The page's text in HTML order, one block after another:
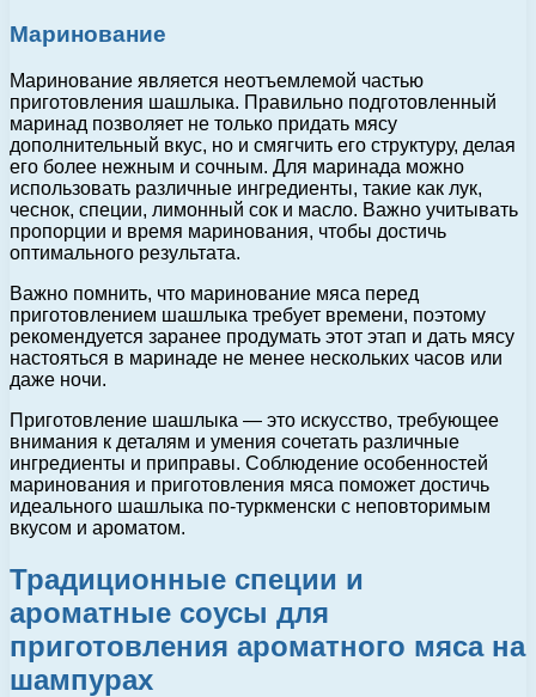
Маринование
Маринование является неотъемлемой частью
приготовления шашлыка. Правильно подготовленный
маринад позволяет не только придать мясу
дополнительный вкус, но и смягчить его структуру, делая
его более нежным и сочным. Для маринада можно
использовать различные ингредиенты, такие как лук,
чеснок, специи, лимонный сок и масло. Важно учитывать
пропорции и время маринования, чтобы достичь
оптимального результата.
Важно помнить, что маринование мяса перед
приготовлением шашлыка требует времени, поэтому
рекомендуется заранее продумать этот этап и дать мясу
настояться в маринаде не менее нескольких часов или
даже ночи.
Приготовление шашлыка — это искусство, требующее
внимания к деталям и умения сочетать различные
ингредиенты и приправы. Соблюдение особенностей
маринования и приготовления мяса поможет достичь
идеального шашлыка по-туркменски с неповторимым
вкусом и ароматом.
Традиционные специи и
ароматные соусы для
приготовления ароматного мяса на
шампурах